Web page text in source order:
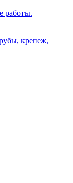
работы.
крепеж,